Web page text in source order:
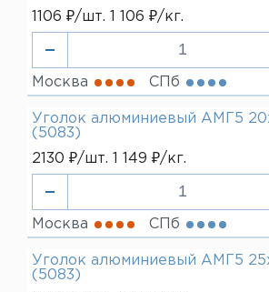
80 мм
1106 ₽/шт. 1 106 ₽/кг.
Москва СПб
Уголок алюминиевый АМГ5
(5083)
2130 ₽/шт. 1 149 ₽/кг.
Москва СПб
Уголок алюминиевый АМГ5
(5083)